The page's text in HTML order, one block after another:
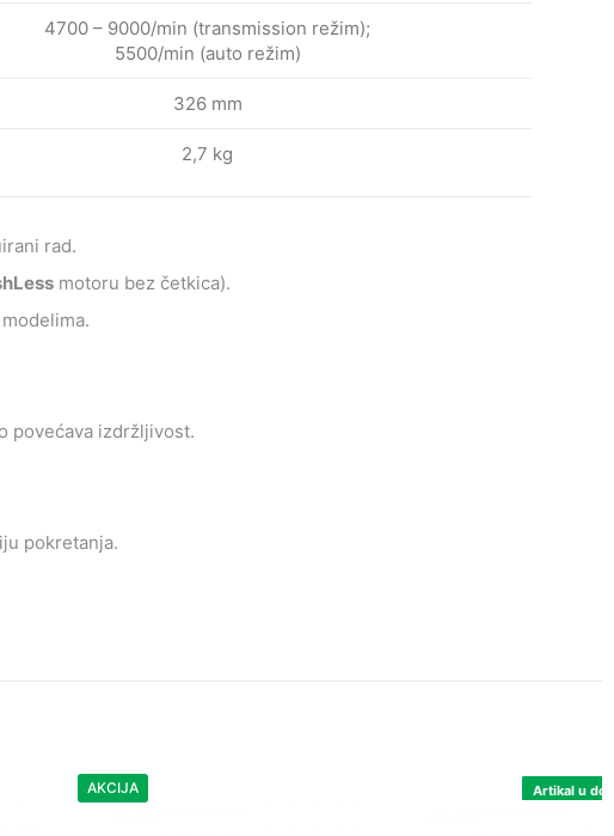
4700 – 9000/min (transmission režim);
5500/min (auto režim)
326 mm
2,7 kg
rad.
motoru bez četkica).
povećava izdržljivost.
pokretanja.
AKCIJA Artikal u